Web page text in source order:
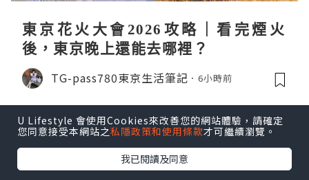
東京花火大會2026攻略｜看完煙火
後，東京晚上還能去哪裡？
TG-pass780東京生活筆記 6小時前
U Lifestyle 會使用Cookies來改善您的網站體驗，請確定
您同意接受本網站之私隱政策和使用條款才可繼續瀏覽。
我已閱讀及同意